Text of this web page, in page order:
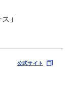
」
公式サイト